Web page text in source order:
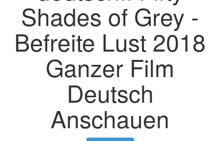
Shades of Grey -
Befreite Lust 2018
Ganzer Film
Deutsch
Anschauen